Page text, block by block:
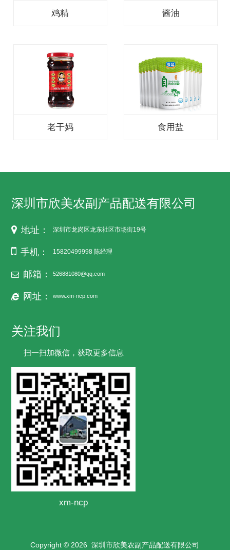
鸡精 酱油
老干妈 食用盐
深圳市欣美农副产品配送有限公司
地址： 深圳市龙岗区龙东社区市场街19号
手机： 15820499998 陈经理
邮箱： 526881080@qq.com
网址： www.xm-ncp.com
关注我们
扫一扫加微信，获取更多信息
xm-ncp
Copyright © 2026深圳市欣美农副产品配送有限公司